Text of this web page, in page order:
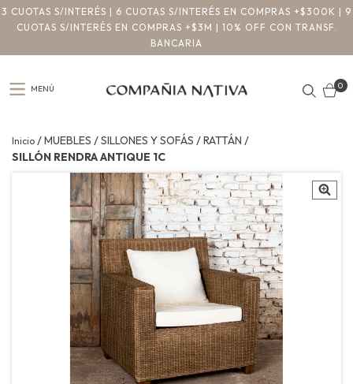
3 CUOTAS S/INTERÉS | 6 CUOTAS S/INTERÉS EN COMPRAS +$300K | 9
CUOTAS S/INTERÉS EN COMPRAS +$3M | 10% OFF CON TRANSF.
BANCARIA
MENÚ 0
Inicio /MUEBLES /SILLONES Y SOFÁS /RATTÁN /
SILLÓN RENDRA ANTIQUE 1C